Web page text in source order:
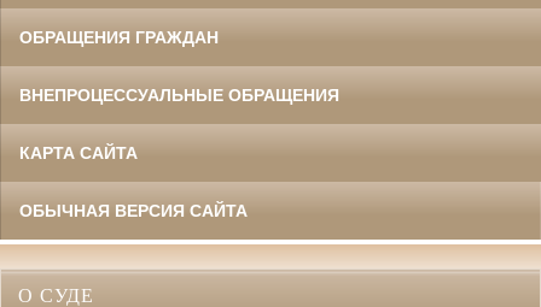
ОБРАЩЕНИЯ ГРАЖДАН
ВНЕПРОЦЕССУАЛЬНЫЕ ОБРАЩЕНИЯ
КАРТА САЙТА
ОБЫЧНАЯ ВЕРСИЯ САЙТА
О СУДЕ